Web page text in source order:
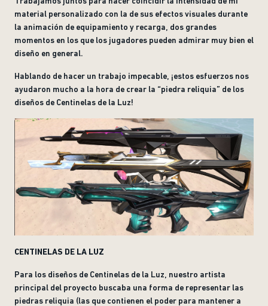
material personalizado con la de sus efectos visuales durante
la animación de equipamiento y recarga, dos grandes
momentos en los que los jugadores pueden admirar muy bien el
diseño en general.
Hablando de hacer un trabajo impecable, ¡estos esfuerzos nos
ayudaron mucho a la hora de crear la “piedra reliquia” de los
diseños de Centinelas de la Luz!
CENTINELAS DE LA LUZ
Para los diseños de Centinelas de la Luz, nuestro artista
principal del proyecto buscaba una forma de representar las
piedras reliquia (las que contienen el poder para mantener a